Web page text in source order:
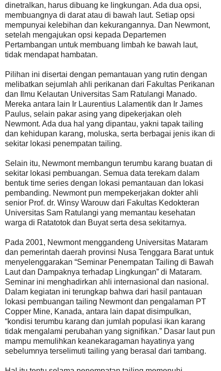
dinetralkan, harus dibuang ke lingkungan. Ada dua opsi,
membuangnya di darat atau di bawah laut. Setiap opsi
mempunyai kelebihan dan kekurangannya. Dan Newmont,
setelah mengajukan opsi kepada Departemen
Pertambangan untuk membuang limbah ke bawah laut,
tidak mendapat hambatan.
Pilihan ini disertai dengan pemantauan yang rutin dengan
melibatkan sejumlah ahli perikanan dari Fakultas Perikanan
dan Ilmu Kelautan Universitas Sam Ratulangi Manado.
Mereka antara lain Ir Laurentius Lalamentik dan Ir James
Paulus, selain pakar asing yang dipekerjakan oleh
Newmont. Ada dua hal yang dipantau, yakni tapak tailing
dan kehidupan karang, moluska, serta berbagai jenis ikan di
sekitar lokasi penempatan tailing.
Selain itu, Newmont membangun terumbu karang buatan di
sekitar lokasi pembuangan. Semua data terekam dalam
bentuk time series dengan lokasi pemantauan dan lokasi
pembanding. Newmont pun mempekerjakan dokter ahli
senior Prof. dr. Winsy Warouw dari Fakultas Kedokteran
Universitas Sam Ratulangi yang memantau kesehatan
warga di Ratatotok dan Buyat serta desa sekitarnya.
Pada 2001, Newmont menggandeng Universitas Mataram
dan pemerintah daerah provinsi Nusa Tenggara Barat untuk
menyelenggarakan “Seminar Penempatan Tailing di Bawah
Laut dan Dampaknya terhadap Lingkungan” di Mataram.
Seminar ini menghadirkan ahli internasional dan nasional.
Dalam kegiatan ini terungkap bahwa dari hasil pantauan
lokasi pembuangan tailing Newmont dan pengalaman PT
Copper Mine, Kanada, antara lain dapat disimpulkan,
“kondisi terumbu karang dan jumlah populasi ikan karang
tidak mengalami perubahan yang signifikan.” Dasar laut pun
mampu memulihkan keanekaragaman hayatinya yang
sebelumnya terselimuti tailing yang berasal dari tambang.